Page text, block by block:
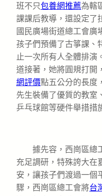
班不只包養網推薦為轄
課課后教導，還設定了
國民廣場街道總工會廣
孩子們預備了古箏課、
止一次所有人全體排演
道接著，她將圓規打開
網評價點五公分的長度
先生裝備了優質的教室
乒乓球館等硬件舉措措
據先容，西崗區總
充足調研，特殊誇大在
安，讓孩子們渡過一個
驟，西崗區總工會將台